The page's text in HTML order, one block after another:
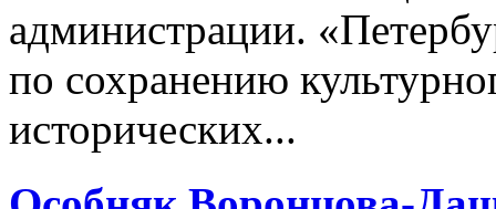
администрации.
по сохранению
исторических...